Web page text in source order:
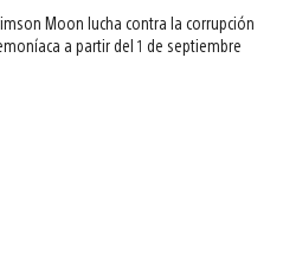
Moon lucha contra la corrupción
a partir del 1 de septiembre